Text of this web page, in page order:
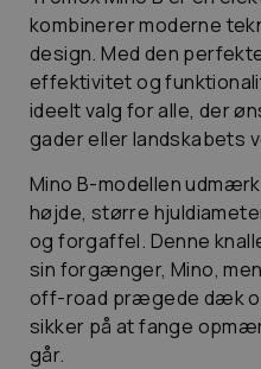
kombinerer moderne
design. Med den
effektivitet og
ideelt valg for alle, der
gader eller landskabets
Mino B-modellen
højde, større
og forgaffel. Denne
sin forgænger, Mino,
off-road prægede dæk
sikker på at fange
går.